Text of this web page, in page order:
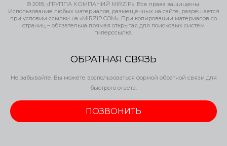
© 2018, «ГРУППА КОМПАНИЙ MIRZIP». Все права защищены.
Использование любых материалов, размещённых на сайте, разрешается
при условии ссылки на «MIRZIP.COM». При копировании материалов со
страниц – обязательна прямая открытая для поисковых систем
гиперссылка.
ОБРАТНАЯ СВЯЗЬ
Не забывайте, Вы можете воспользоваться формой обратной связи для
быстрого ответа.
ПОЗВОНИТЬ